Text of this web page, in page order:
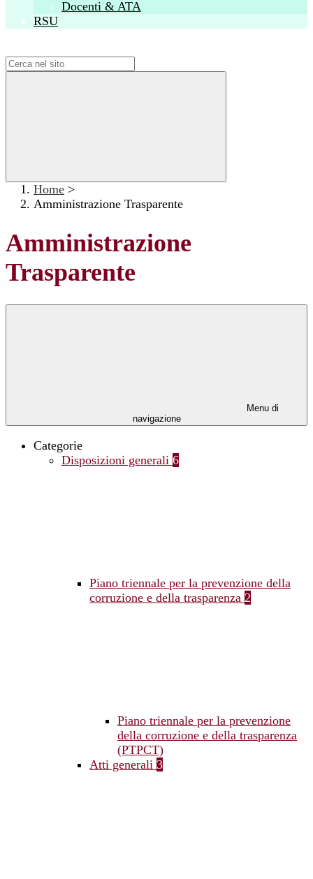
Docenti & ATA
RSU
Home >
Amministrazione Trasparente
Amministrazione
Trasparente
Menu di
navigazione
Categorie
Disposizioni generali 6
Piano triennale per la prevenzione della
corruzione e della trasparenza 2
Piano triennale per la prevenzione
della corruzione e della trasparenza
(PTPCT)
Atti generali 3